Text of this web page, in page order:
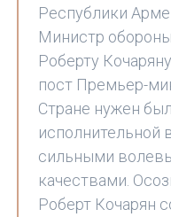
Республики
Министр
Роберту
пост Премьер-
Стране нужен
исполнительной
сильными
качествами.
Роберт Кочарян